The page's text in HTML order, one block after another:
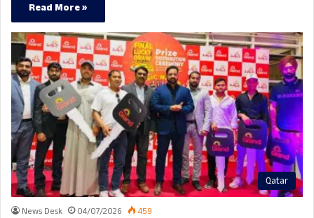
Read More »
Qatar
News Desk 04/07/2026 459